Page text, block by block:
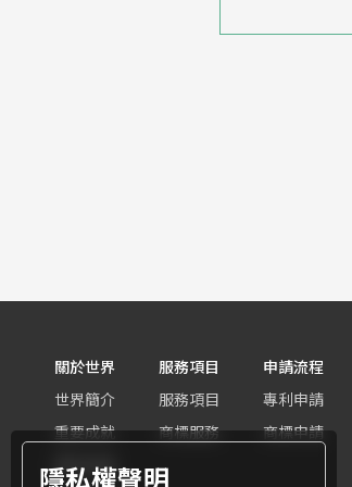
關於世界
世界簡介
重要成就
團隊組織
服務項目
服務項目
商標服務
申請流程
專利申請
商標申請
隱私權聲明